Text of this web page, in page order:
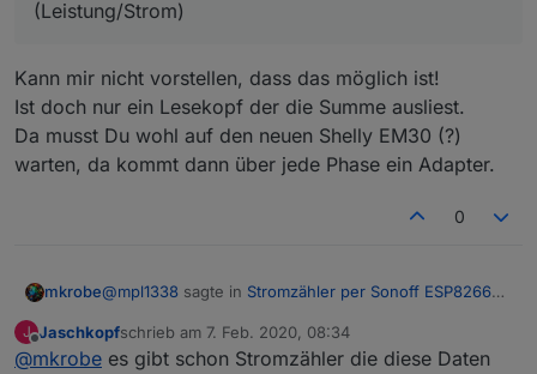
(Leistung/Strom)
Kann mir nicht vorstellen, dass das möglich ist!
Ist doch nur ein Lesekopf der die Summe ausliest.
Da musst Du wohl auf den neuen Shelly EM30 (?)
warten, da kommt dann über jede Phase ein Adapter.
0
mkrobe@mpl1338 sagte in Stromzähler per Sonoff ESP8266
habs gefunden
J
Offline
Jaschkopfschrieb am 7. Feb. 2020, 08:34
zuletzt editiert von
@mkrobe es gibt schon Stromzähler die diese Daten